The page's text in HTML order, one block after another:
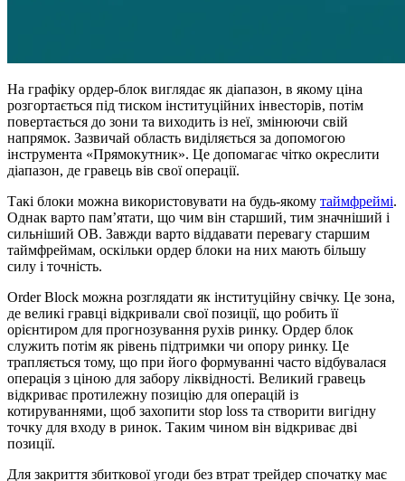
На графіку ордер-блок виглядає як діапазон, в якому ціна
розгортається під тиском інституційних інвесторів, потім
повертається до зони та виходить із неї, змінюючи свій
напрямок. Зазвичай область виділяється за допомогою
інструмента «Прямокутник». Це допомагає чітко окреслити
діапазон, де гравець вів свої операції.
Такі блоки можна використовувати на будь-якому таймфреймі.
Однак варто пам’ятати, що чим він старший, тим значніший і
сильніший ОВ. Завжди варто віддавати перевагу старшим
таймфреймам, оскільки ордер блоки на них мають більшу
силу і точність.
Order Block можна розглядати як інституційну свічку. Це зона,
де великі гравці відкривали свої позиції, що робить її
орієнтиром для прогнозування рухів ринку. Ордер блок
служить потім як рівень підтримки чи опору ринку. Це
трапляється тому, що при його формуванні часто відбувалася
операція з ціною для забору ліквідності. Великий гравець
відкриває протилежну позицію для операцій із
котируваннями, щоб захопити stop loss та створити вигідну
точку для входу в ринок. Таким чином він відкриває дві
позиції.
Для закриття збиткової угоди без втрат трейдер спочатку має